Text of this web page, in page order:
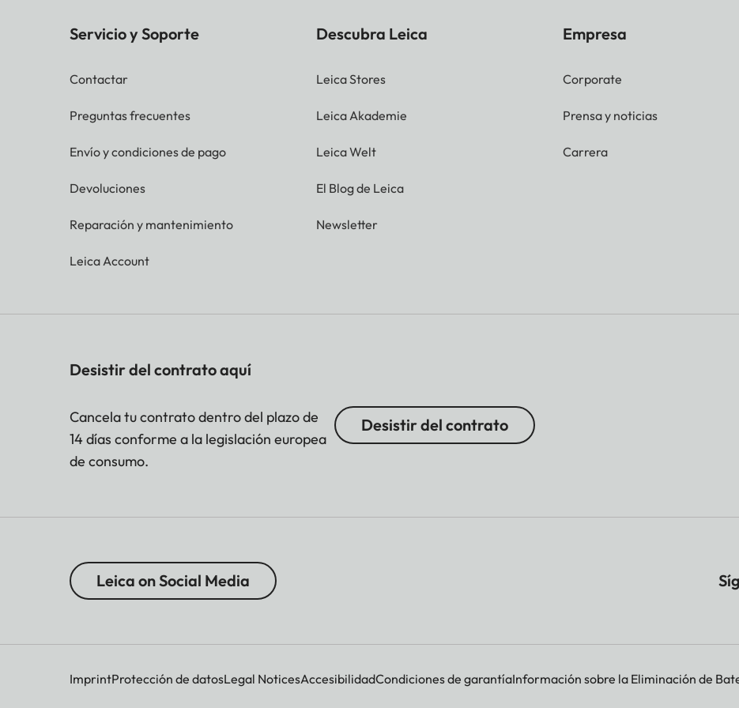
Servicio y Soporte
Contactar
Preguntas frecuentes
Envío y condiciones de pago
Devoluciones
Reparación y mantenimiento
Leica Account
Descubra Leica
Leica Stores
Leica Akademie
Leica Welt
El Blog de Leica
Newsletter
Empresa
Corporate
Prensa y noticias
Carrera
Desistir del contrato aquí
Cancela tu contrato dentro del plazo de
14 días conforme a la legislación europea
de consumo.
Desistir del contrato
Leica on Social Media
ImprintProtección de datosLegal NoticesAccesibilidadCondiciones de garantíaInformación sobre la Eliminación de